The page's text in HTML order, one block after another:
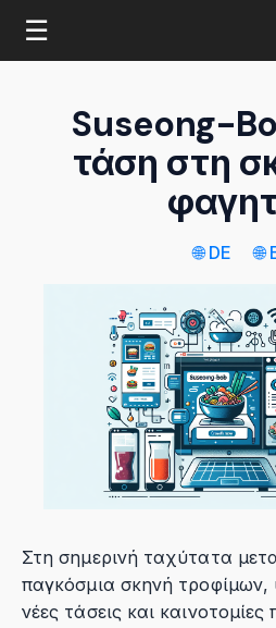
☰
Suseong-
τάση στη
🌐 DE 🌐
Στη σημερινή ταχύτατα
παγκόσμια σκηνή
νέες τάσεις και